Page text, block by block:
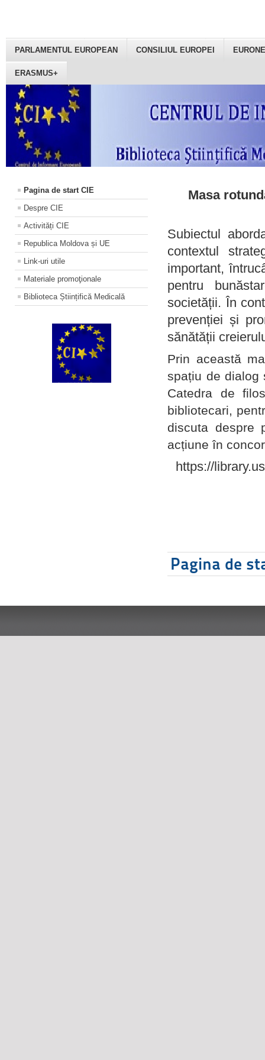
PARLAMENTUL EUROPEAN CONSILIUL EUROPEI
ERASMUS+
Pagina de start CIE
Despre CIE
Activități CIE
Republica Moldova și UE
Link-uri utile
Materiale promoţionale
Biblioteca Științifică Medicală
Masa
Subiectul
contextul
important,
pentru
societății. În
prevenției și
sănătății
Prin această
spațiu de dialog
Catedra de
bibliotecari,
discuta despre
acțiune în
https://
Pagina de